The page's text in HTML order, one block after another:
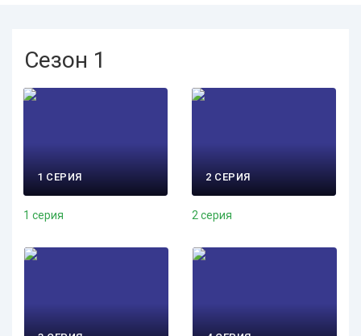
Сезон 1
1 СЕРИЯ
1 серия
2 СЕРИЯ
2 серия